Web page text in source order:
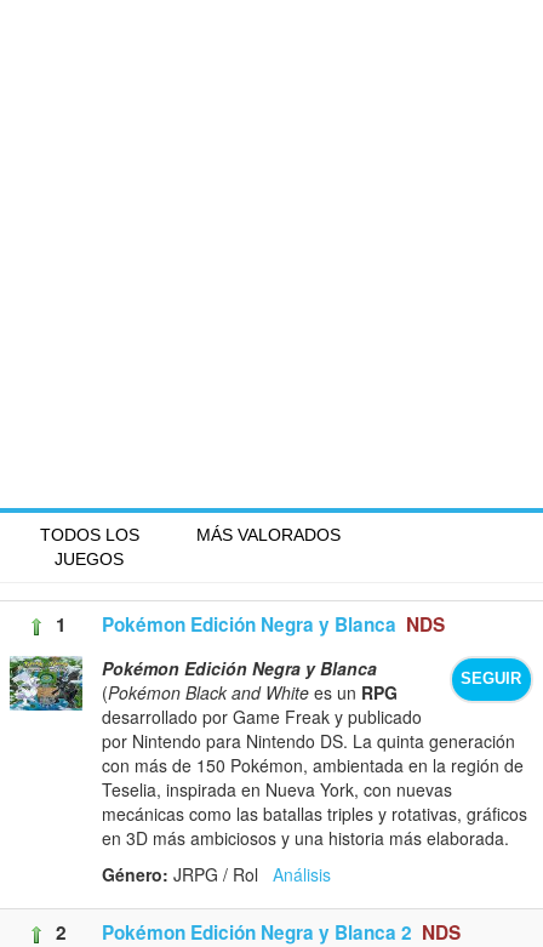
TODOS LOS
JUEGOS
MÁS VALORADOS
1 Pokémon Edición Negra y Blanca NDS
SEGUIR
Pokémon Edición Negra y Blanca
(Pokémon Black and White es un RPG
desarrollado por Game Freak y publicado
por Nintendo para Nintendo DS. La quinta generación
con más de 150 Pokémon, ambientada en la región de
Teselia, inspirada en Nueva York, con nuevas
mecánicas como las batallas triples y rotativas, gráficos
en 3D más ambiciosos y una historia más elaborada.
Género: JRPG / Rol Análisis
2 Pokémon Edición Negra y Blanca 2 NDS